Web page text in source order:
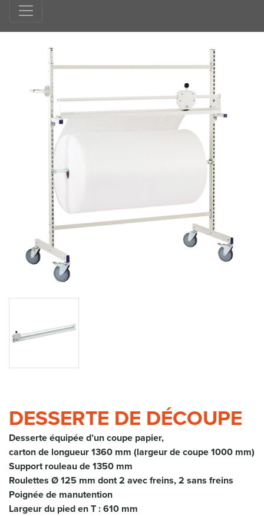
DESSERTE DE DÉCOUPE
Desserte équipée d’un coupe papier,
carton de longueur 1360 mm (largeur de coupe 1000 mm)
Support rouleau de 1350 mm
Roulettes Ø 125 mm dont 2 avec freins, 2 sans freins
Poignée de manutention
Largeur du pied en T : 610 mm